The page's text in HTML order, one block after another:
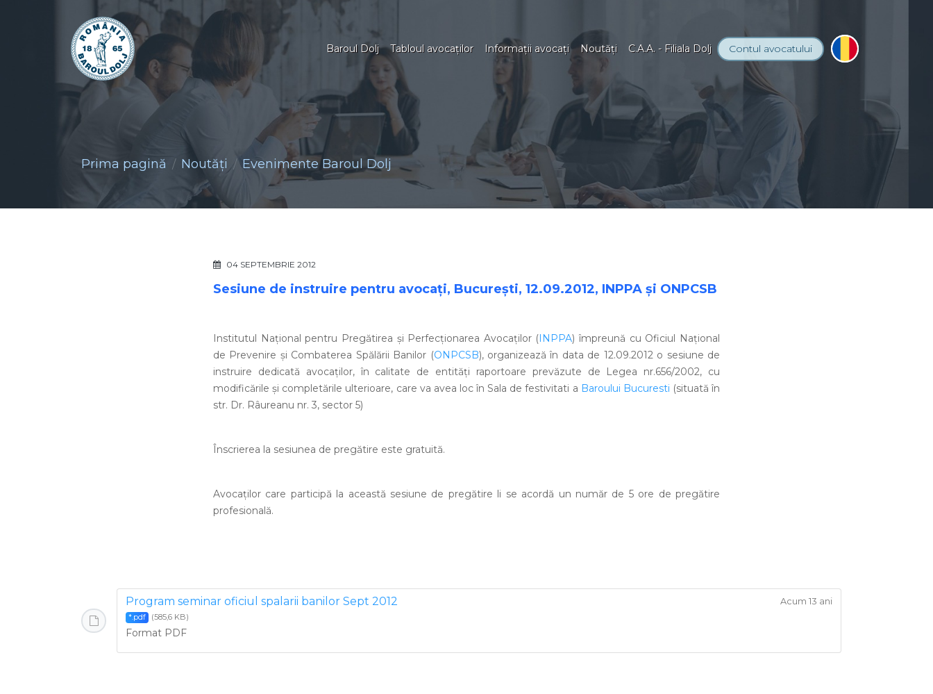
Baroul Dolj Tabloul avocaţilor Informaţii avocaţi Noutăţi C.A.A. - Filiala Dolj Contul avocatului
Prima pagină Noutăţi Evenimente Baroul Dolj
04 SEPTEMBRIE 2012
Sesiune de instruire pentru avocați, București, 12.09.2012, INPPA și ONPCSB
Institutul Naţional pentru Pregătirea şi Perfecţionarea Avocaţilor (INPPA) împreună cu Oficiul Național
de Prevenire și Combaterea Spălării Banilor (ONPCSB), organizează în data de 12.09.2012 o sesiune de
instruire dedicată avocaţilor, în calitate de entităţi raportoare prevăzute de Legea nr.656/2002, cu
modificările şi completările ulterioare, care va avea loc în Sala de festivitati a Baroului Bucuresti (situată în
str. Dr. Râureanu nr. 3, sector 5)
Înscrierea la sesiunea de pregătire este gratuită.
Avocaţilor care participă la această sesiune de pregătire li se acordă un număr de 5 ore de pregătire
profesională.
Program seminar oficiul spalarii banilor Sept 2012 Acum 13 ani
*.pdf (585,6 KB)
Format PDF